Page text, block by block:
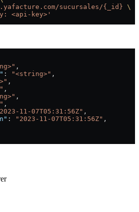
sucursales/{_id} \
<api-key>'
,
: "<string>" ,
,
,
,
,
11-07T05:31:56Z" ,
: "2023-11-07T05:31:56Z" ,